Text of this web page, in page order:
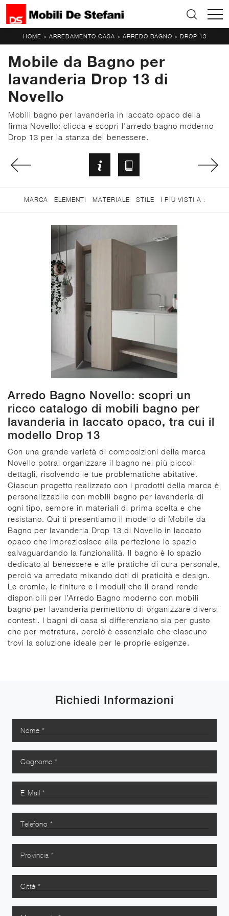
HOME > ARREDAMENTO CASA > ARREDO BAGNO > DROP 13
Mobile da Bagno per
lavanderia Drop 13 di
Novello
Mobili bagno per lavanderia in laccato opaco della
firma Novello: clicca e scopri l'arredo bagno moderno
Drop 13 per la stanza del benessere.
MARCA ELEMENTI MATERIALE STILE I PIÙ VISTI A :
Arredo Bagno Novello: scopri un
ricco catalogo di mobili bagno per
lavanderia in laccato opaco, tra cui il
modello Drop 13
Con una grande varietà di composizioni della marca
Novello potrai organizzare il bagno nei più piccoli
dettagli, risolvendo le tue problematiche abitative.
Ciascun progetto realizzato con i prodotti della marca è
personalizzabile con mobili bagno per lavanderia di
ogni tipo, sempre in materiali di prima scelta e che
resistano. Qui ti presentiamo il modello di Mobile da
Bagno per lavanderia Drop 13 di Novello in laccato
opaco che impreziosisce alla perfezione lo spazio
salvaguardando la funzionalità. Il bagno è lo spazio
dedicato al benessere e alle pratiche di cura personale,
perciò va arredato mixando doti di praticità e design.
Le cromie, le finiture e i moduli che il brand rende
disponibili per l’Arredo Bagno moderno con mobili
bagno per lavanderia permettono di organizzare diversi
contesti. I bagni di casa si differenziano sia per gusto
che per metratura, perciò è essenziale che ciascuno
trovi la soluzione ideale per le proprie esigenze.
Richiedi Informazioni